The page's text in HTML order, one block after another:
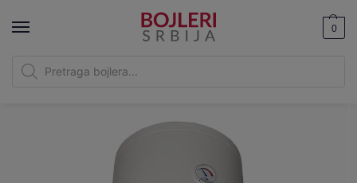
0
Bojleri Srbija|Elit bojleri|Elit Talas X80